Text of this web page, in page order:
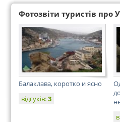
Фотозвіти туристів про
Балаклава, коротко и ясно
відгуків:3